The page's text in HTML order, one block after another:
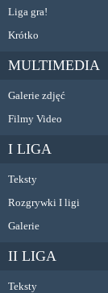
Liga gra!
Krótko
MULTIMEDIA
Galerie zdjęć
Filmy Video
I LIGA
Teksty
Rozgrywki I ligi
Galerie
II LIGA
Teksty